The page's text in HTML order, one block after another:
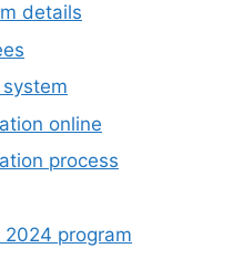
details
online
process
2024 program